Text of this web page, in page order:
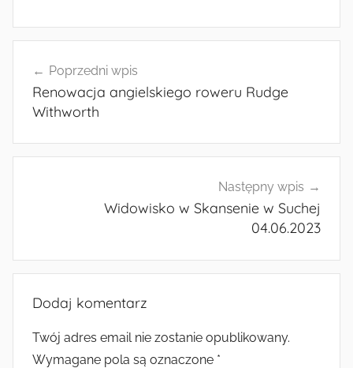
wpisuPoprzedni wpis
Renowacja angielskiego roweru Rudge
Withworth
Następny wpis
Widowisko w Skansenie w Suchej
04.06.2023
Dodaj komentarz
Twój adres email nie zostanie opublikowany.
Wymagane pola są oznaczone *